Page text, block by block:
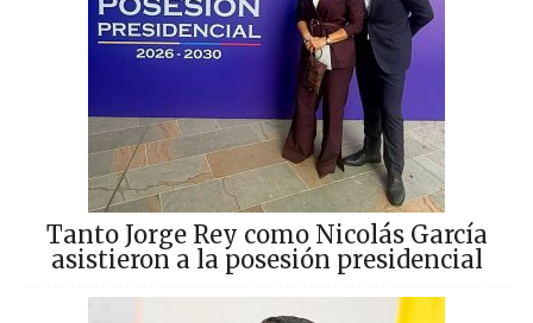
Tanto Jorge Rey como Nicolás García
asistieron a la posesión presidencial